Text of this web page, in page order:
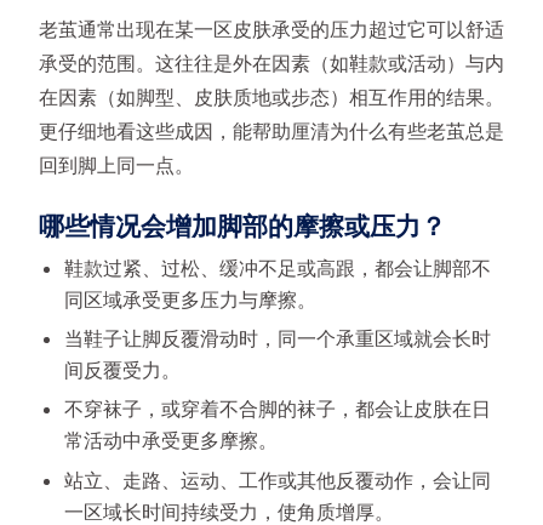
老茧通常出现在某一区皮肤承受的压力超过它可以舒适
承受的范围。这往往是外在因素（如鞋款或活动）与内
在因素（如脚型、皮肤质地或步态）相互作用的结果。
更仔细地看这些成因，能帮助厘清为什么有些老茧总是
回到脚上同一点。
哪些情况会增加脚部的摩擦或压力？
鞋款过紧、过松、缓冲不足或高跟，都会让脚部不
同区域承受更多压力与摩擦。
当鞋子让脚反覆滑动时，同一个承重区域就会长时
间反覆受力。
不穿袜子，或穿着不合脚的袜子，都会让皮肤在日
常活动中承受更多摩擦。
站立、走路、运动、工作或其他反覆动作，会让同
一区域长时间持续受力，使角质增厚。